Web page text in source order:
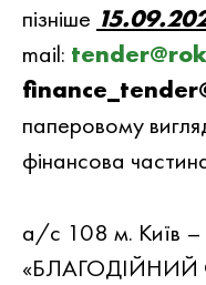
пiзнiше
mail:
паперовому
фінансова
а/с 108 м. Київ